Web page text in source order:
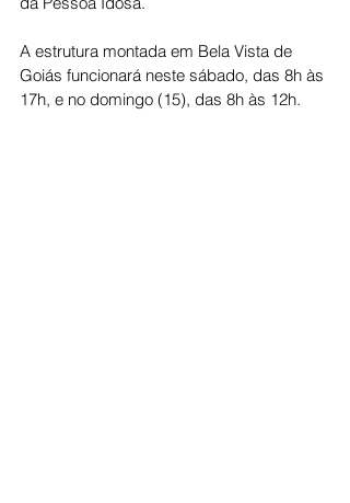
A estrutura montada em Bela Vista de
Goiás funcionará neste sábado, das 8h às
17h, e no domingo (15), das 8h às 12h.